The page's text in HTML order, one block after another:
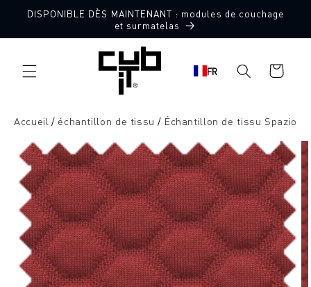
directement
DISPONIBLE DÈS MAINTENANT : modules de couchage
et surmatelas
FR
Panier
d'achat
Accueil échantillon de tissu Échantillon de tissu Spazio
l'information
sur le
produit
10 échantillons de tissu gratuits